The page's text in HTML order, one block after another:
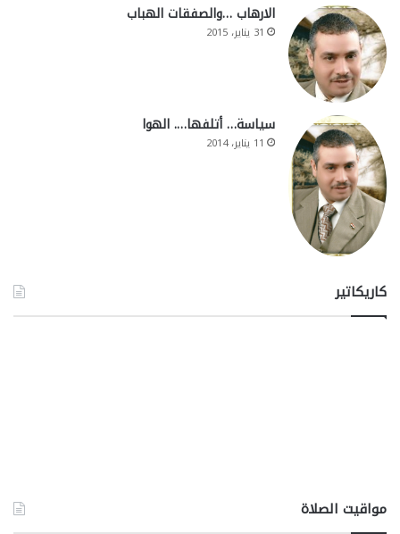
الارهاب …والصفقات الهباب
31 يناير، 2015
سياسة… أتلفها…. الهوا
11 يناير، 2014
كاريكاتير
مواقيت الصلاة